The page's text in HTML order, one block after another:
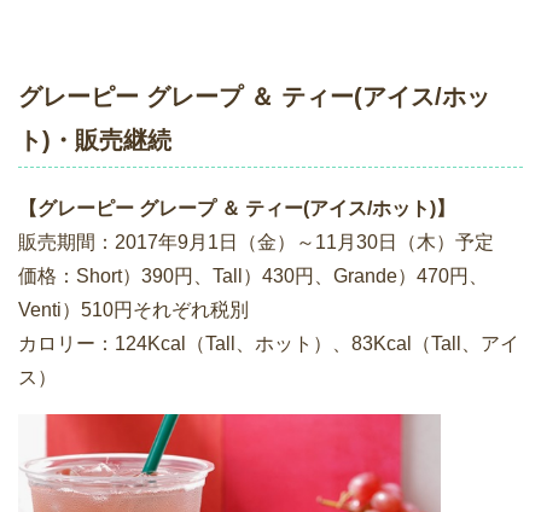
グレーピー グレープ ＆ ティー(アイス/ホッ
ト)・販売継続
【グレーピー グレープ ＆ ティー(アイス/ホット)】
販売期間：2017年9月1日（金）～11月30日（木）予定
価格：Short）390円、Tall）430円、Grande）470円、
Venti）510円それぞれ税別
カロリー：124Kcal（Tall、ホット）、83Kcal（Tall、アイ
ス）